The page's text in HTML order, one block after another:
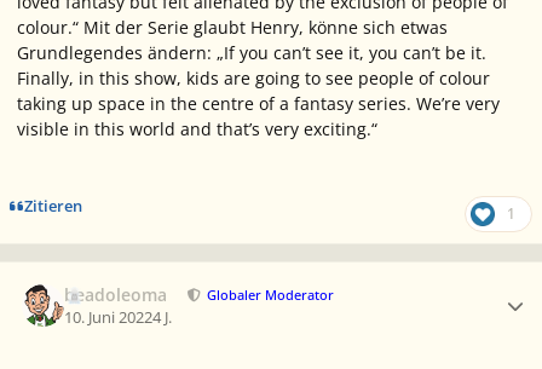
colour.“ Mit der Serie glaubt Henry, könne sich etwas
Grundlegendes ändern: „If you can’t see it, you can’t be it.
Finally, in this show, kids are going to see people of colour
taking up space in the centre of a fantasy series. We’re very
visible in this world and that’s very exciting.“
Zitieren 1
beadoleoma Globaler Moderator
10. Juni 20224 J.